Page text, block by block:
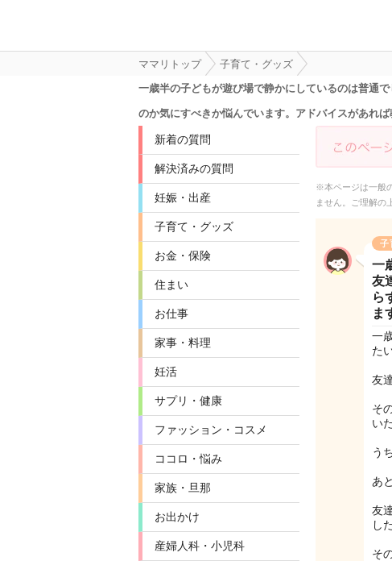
ママリトップ
子育て・グッズ
一歳半の子どもが遊び場で静かにしているのは普通
のか気にすべきか悩んでいます。アドバイスがあれば
新着の質問
解決済みの質問
妊娠・出産
子育て・グッズ
お金・保険
住まい
お仕事
家事・料理
妊活
サプリ・健康
ファッション・コスメ
ココロ・悩み
家族・旦那
お出かけ
産婦人科・小児科
※本ページは一般
ません。ご理解の
子
一
友
ら
ま
一
た
友
そ
い
う
あ
友
し
そ